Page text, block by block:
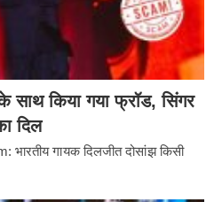
साथ किया गया फ्रॉड, सिंगर
दिल
गायक दिलजीत दोसांझ किसी